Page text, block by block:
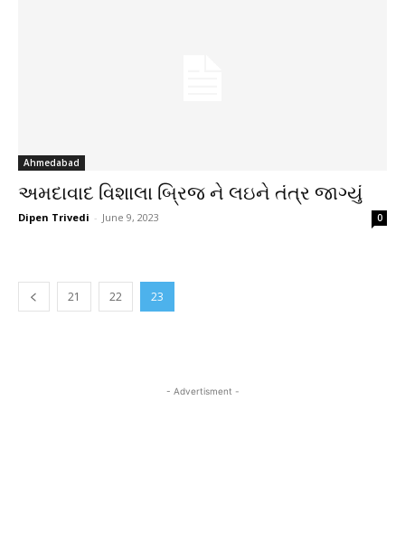
Ahmedabad
અમદાવાદ વિશાલા બ્રિજ ને લઇને તંત્ર જાગ્યું
Dipen Trivedi - June 9, 2023 0
21 22 23
- Advertisment -